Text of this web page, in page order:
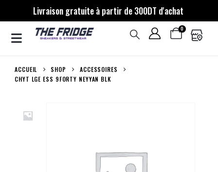
Livraison gratuite à partir de 300DT d'achat
0
ACCUEIL SHOP
ACCESSOIRES
CHYT LGE ESS 9FORTY NEYYAN BLK